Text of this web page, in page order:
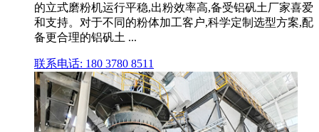
的立式磨粉机运行平稳,出粉效率高,备受铝矾土厂家喜爱
和支持。对于不同的粉体加工客户,科学定制选型方案,配
备更合理的铝矾土 ...
联系电话: 180 3780 8511